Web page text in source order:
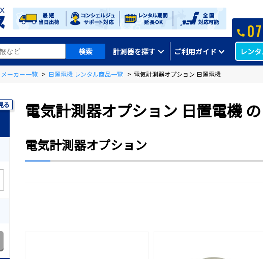
計測器を探す ご利用ガイド レン
メーカー一覧 > 日置電機 レンタル商品一覧 > 電気計測器オプション 日置電機
電気計測器オプション 日置電機
電気計測器オプション
る